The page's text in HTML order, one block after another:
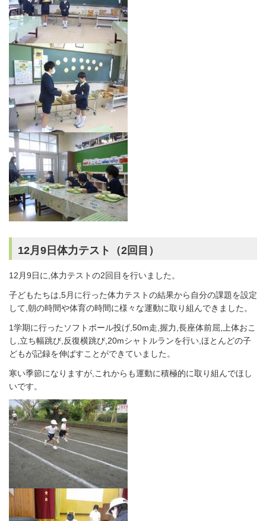
12月9日体力テスト（2回目）
12月9日に,体力テストの2回目を行いました。
子どもたちは,5月に行った体力テストの結果から自分の課題を設定
して,朝の時間や体育の時間に様々な運動に取り組んできました。
1学期に行ったソフトボール投げ,50m走,握力,長座体前屈,上体おこ
し,立ち幅跳び,反復横跳び,20mシャトルランを行い,ほとんどの子
どもが記録を伸ばすことができていました。
寒い季節になりますが,これからも運動に積極的に取り組んでほし
いです。